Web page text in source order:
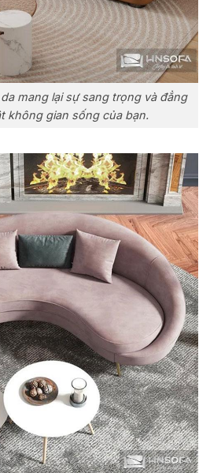
mang lại sự sang trọng và đẳng
không gian sống của bạn.